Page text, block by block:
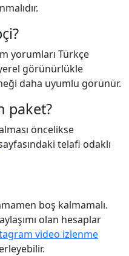
yorumları Türkçe
görünürlükle
daha uyumlu görünür.
paket?
öncelikse
telafi odaklı
boş kalmamalı.
olan hesaplar
video izlenme